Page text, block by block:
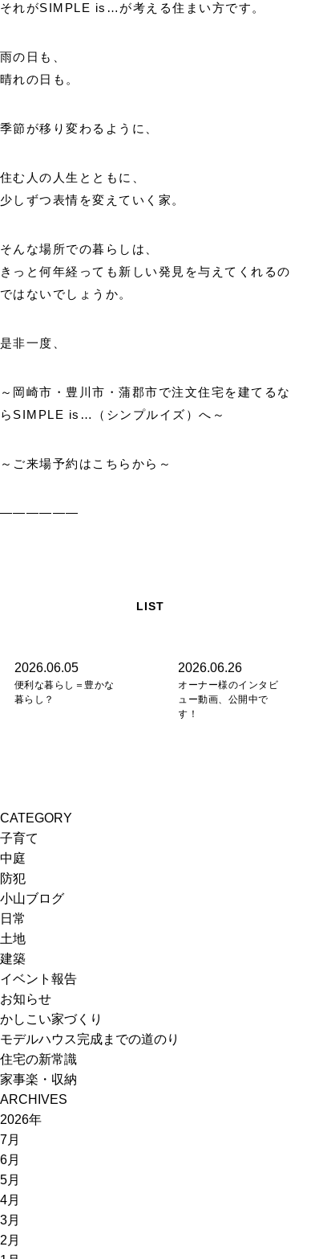
それがSIMPLE is…が考える住まい方です。
雨の日も、
晴れの日も。
季節が移り変わるように、
住む人の人生とともに、
少しずつ表情を変えていく家。
そんな場所での暮らしは、
きっと何年経っても新しい発見を与えてくれるの
ではないでしょうか。
是非一度、
～岡崎市・豊川市・蒲郡市で注文住宅を建てるな
らSIMPLE is…（シンプルイズ）へ～
～ご来場予約はこちらから～
――――――
2026.06.05
便利な暮らし＝豊かな
暮らし？
2026.06.26
オーナー様のインタビ
ュー動画、公開中で
す！
LIST
CATEGORY
子育て
中庭
防犯
小山ブログ
日常
土地
建築
イベント報告
お知らせ
かしこい家づくり
モデルハウス完成までの道のり
住宅の新常識
家事楽・収納
ARCHIVES
2026年
7月
6月
5月
4月
3月
2月